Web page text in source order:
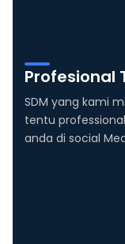
Profesional
SDM yang kami
tentu
anda di social